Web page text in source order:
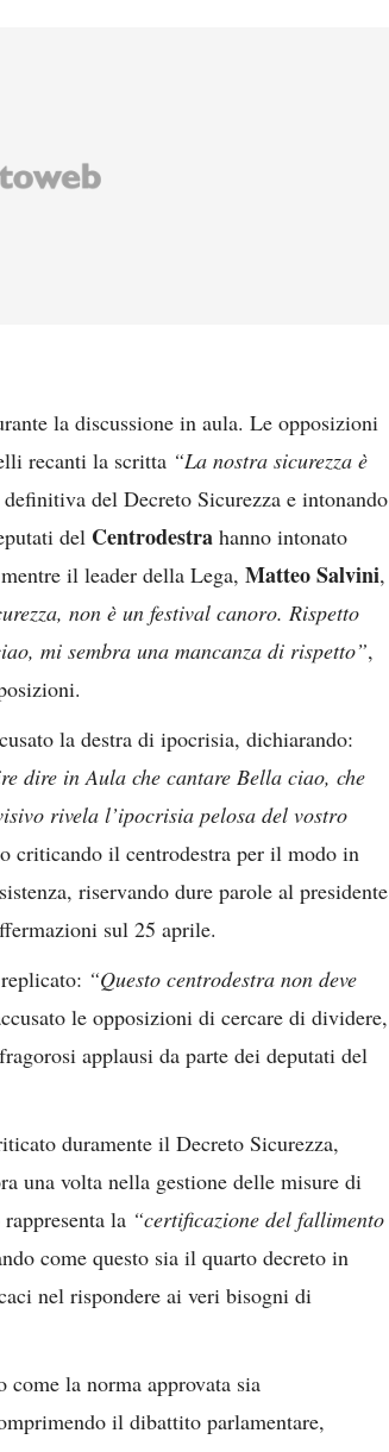
la discussione in aula. Le opposizioni
recanti la scritta “La nostra sicurezza è
del Decreto Sicurezza e intonando
del Centrodestra hanno intonato
il leader della Lega, Matteo Salvini,
non è un festival canoro. Rispetto
mi sembra una mancanza di rispetto”,
la destra di ipocrisia, dichiarando:
dire in Aula che cantare Bella ciao, che
rivela l’ipocrisia pelosa del vostro
criticando il centrodestra per il modo in
riservando dure parole al presidente
sul 25 aprile.
“Questo centrodestra non deve
le opposizioni di cercare di dividere,
applausi da parte dei deputati del
duramente il Decreto Sicurezza,
una volta nella gestione delle misure di
la “certificazione del fallimento
come questo sia il quarto decreto in
nel rispondere ai veri bisogni di
la norma approvata sia
il dibattito parlamentare,